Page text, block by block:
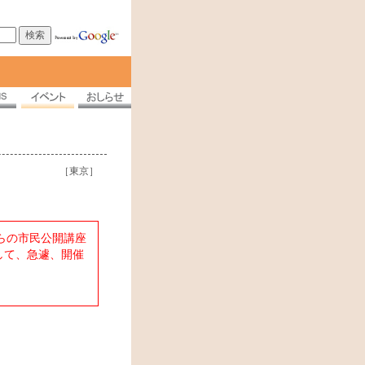
［東京］
の市民公開講座
て、急遽、開催